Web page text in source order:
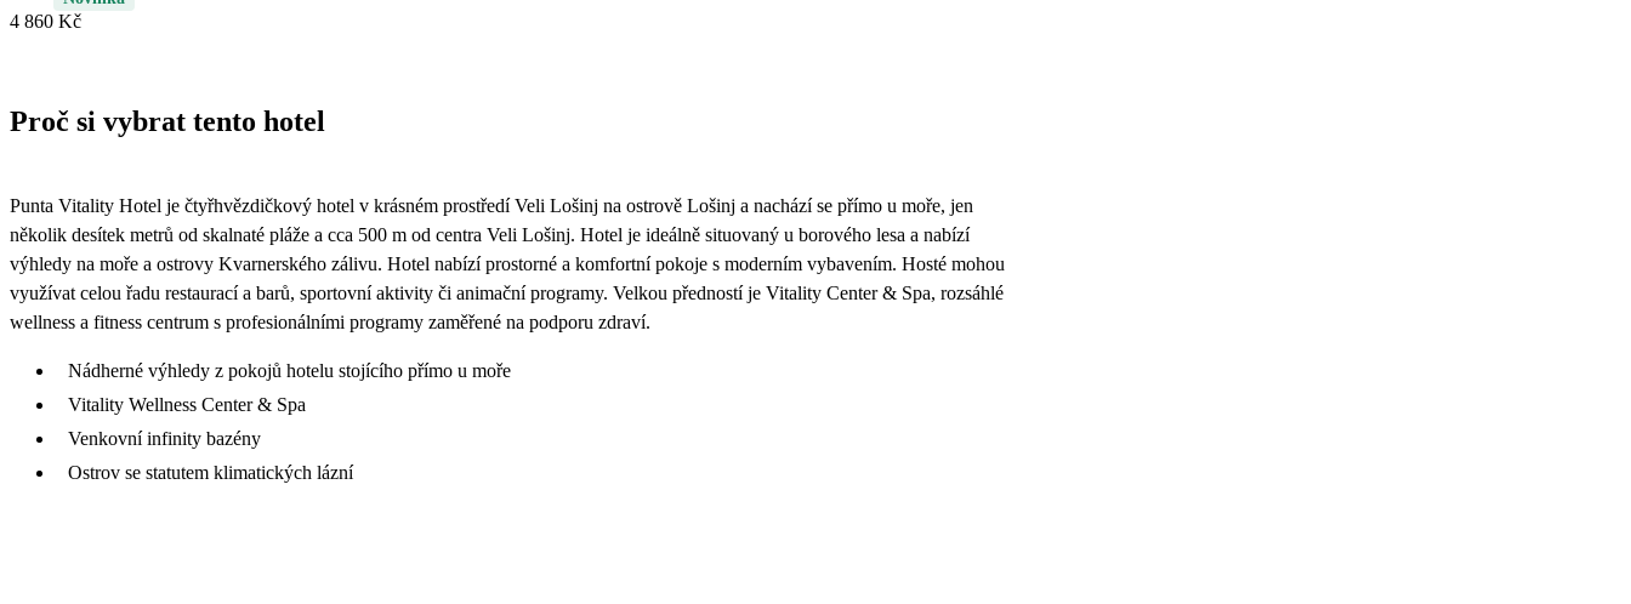
4 860 Kč
Proč si vybrat tento hotel
Punta Vitality Hotel je čtyřhvězdičkový hotel v krásném prostředí Veli Lošinj na ostrově Lošinj a nachází se přímo u moře, jen
několik desítek metrů od skalnaté pláže a cca 500 m od centra Veli Lošinj. Hotel je ideálně situovaný u borového lesa a nabízí
výhledy na moře a ostrovy Kvarnerského zálivu. Hotel nabízí prostorné a komfortní pokoje s moderním vybavením. Hosté mohou
využívat celou řadu restaurací a barů, sportovní aktivity či animační programy. Velkou předností je Vitality Center & Spa, rozsáhlé
wellness a fitness centrum s profesionálními programy zaměřené na podporu zdraví.
Nádherné výhledy z pokojů hotelu stojícího přímo u moře
Vitality Wellness Center & Spa
Venkovní infinity bazény
Ostrov se statutem klimatických lázní